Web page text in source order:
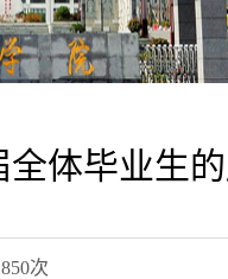
全体毕业生
次